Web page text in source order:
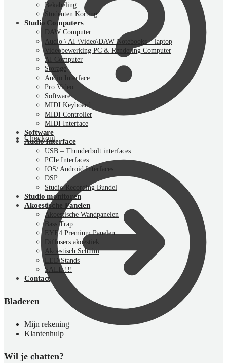
Checkout
€0,00 0
Bekabeling
Studenten Korting
Studio Computers
DAW Computer
Audio \ AI \Video\DAW Notebooks – laptop
Videobewerking PC & Rendering Computer
AI Computer
Storage
Audio Interface
Pro Video
Software
MIDI Keyboard
MIDI Controller
MIDI Interface
Software
Audio Interface
USB – Thunderbolt interfaces
PCIe Interfaces
IOS/ Android Interfaces
DSP
Studio Recording Bundel
Studio monitoren
Akoestische Panelen
Akoestische Wandpanelen
Bass Trap
EYE4 Premium Panelen
Diffusers akoestiek
Akoestisch Schuim
LED Stands
SALE !!!
Contact
Bladeren
Mijn rekening
Klantenhulp
Wil je chatten?